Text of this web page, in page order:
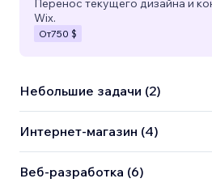
Перенос текущего дизайна и
Wix.
От750 $
Небольшие задачи (2)
Интернет-магазин (4)
Веб-разработка (6)